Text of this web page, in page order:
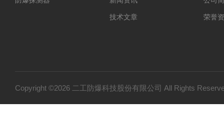
技术文章 荣誉
Copyright ©2026 二工防爆科技股份有限公司 All Rights